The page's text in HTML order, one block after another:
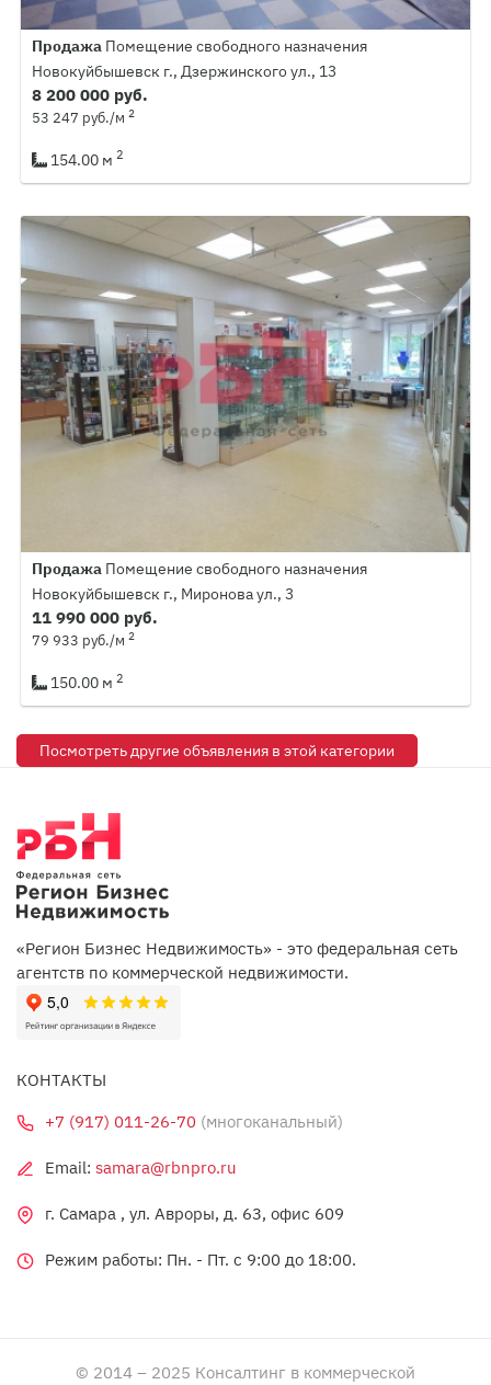
Продажа Помещение свободного назначения
Новокуйбышевск г., Дзержинского ул., 13
8 200 000 руб.
53 247 руб./м 2
154.00 м 2
Продажа Помещение свободного назначения
Новокуйбышевск г., Миронова ул., 3
11 990 000 руб.
79 933 руб./м 2
150.00 м 2
Посмотреть другие объявления в этой категории
«Регион Бизнес Недвижимость» - это федеральная сеть
агентств по коммерческой недвижимости.
КОНТАКТЫ
+7 (917) 011-26-70 (многоканальный)
Email: samara@rbnpro.ru
г. Самара , ул. Авроры, д. 63, офис 609
Режим работы: Пн. - Пт. c 9:00 до 18:00.
© 2014 – 2025 Консалтинг в коммерческой